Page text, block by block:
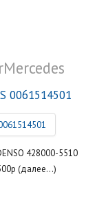
0061514501
428000-5510
(далее…)